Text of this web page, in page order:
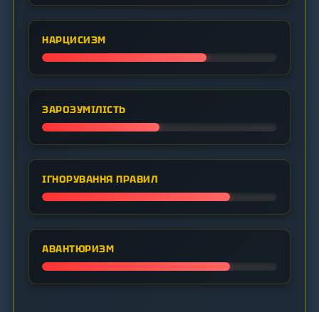
НАРЦИСИЗМ
ЗАРОЗУМІЛІСТЬ
ІГНОРУВАННЯ ПРАВИЛ
АВАНТЮРИЗМ